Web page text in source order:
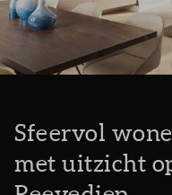
Sfeervol
met uitzicht